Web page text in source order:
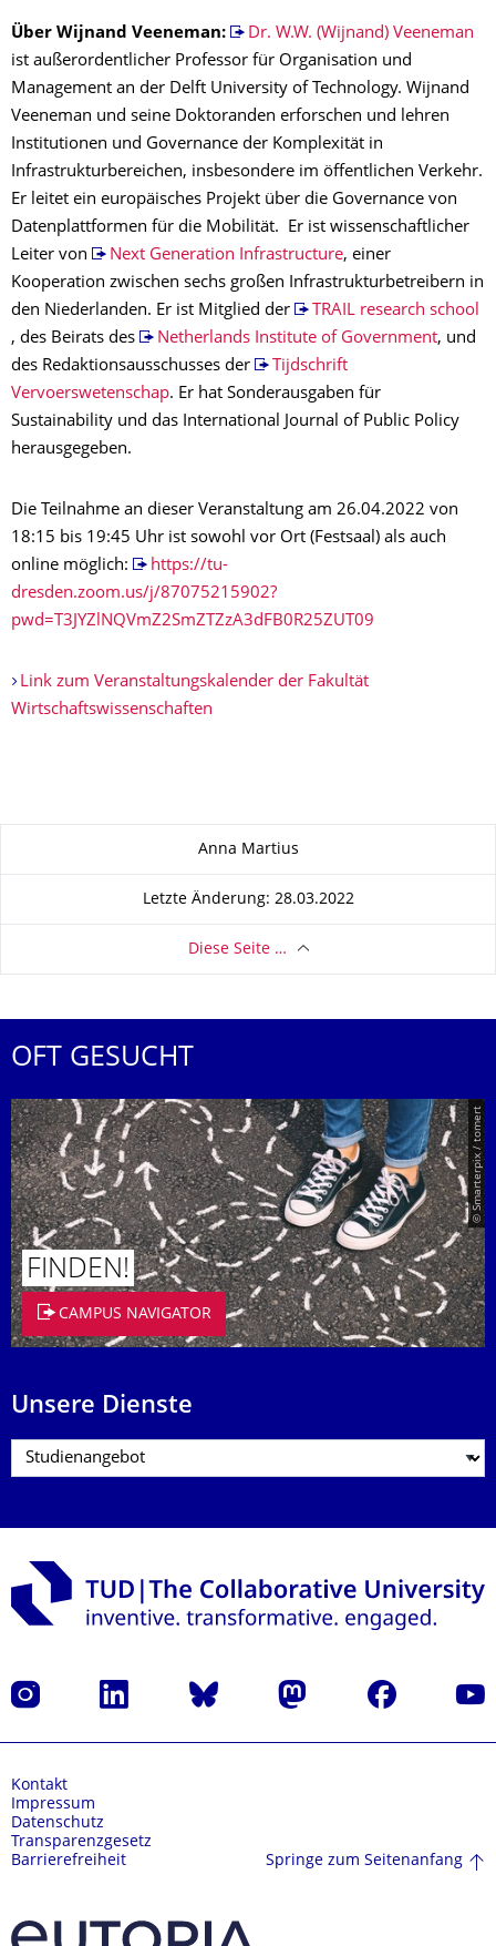
Über Wijnand Veeneman:
Dr. W.W. (Wijnand) Veeneman
ist außerordentlicher Professor für Organisation und
Management an der Delft University of Technology. Wijnand
Veeneman und seine Doktoranden erforschen und lehren
Institutionen und Governance der Komplexität in
Infrastrukturbereichen, insbesondere im öffentlichen Verkehr.
Er leitet ein europäisches Projekt über die Governance von
Datenplattformen für die Mobilität. Er ist wissenschaftlicher
Leiter von
Next Generation Infrastructure, einer
Kooperation zwischen sechs großen Infrastrukturbetreibern in
den Niederlanden. Er ist Mitglied der
TRAIL research school
, des Beirats des
Netherlands Institute of Government, und
des Redaktionsausschusses der
Tijdschrift
Vervoerswetenschap. Er hat Sonderausgaben für
Sustainability und das International Journal of Public Policy
herausgegeben.
Die Teilnahme an dieser Veranstaltung am 26.04.2022 von
18:15 bis 19:45 Uhr ist sowohl vor Ort (Festsaal) als auch
online möglich:
https://tu-
dresden.zoom.us/j/87075215902?
pwd=T3JYZlNQVmZ2SmZTZzA3dFB0R25ZUT09
Link zum Veranstaltungskalender der Fakultät
Wirtschaftswissenschaften
Anna Martius
Letzte Änderung: 28.03.2022
Diese Seite …
OFT GESUCHT
© Smarterpix / tomert
FINDEN!
CAMPUS NAVIGATOR
Unsere Dienste
Instagram LinkedIn Bluesky Mastodon Facebook
Kontakt
Impressum
Datenschutz
Transparenzgesetz
Barrierefreiheit
Springe zum Seitenanfang